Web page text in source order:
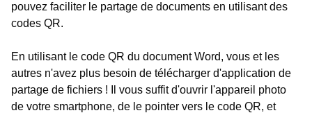
pouvez faciliter le partage de documents en utilisant des
codes QR.
En utilisant le code QR du document Word, vous et les
autres n'avez plus besoin de télécharger d'application de
partage de fichiers ! Il vous suffit d'ouvrir l'appareil photo
de votre smartphone, de le pointer vers le code QR, et